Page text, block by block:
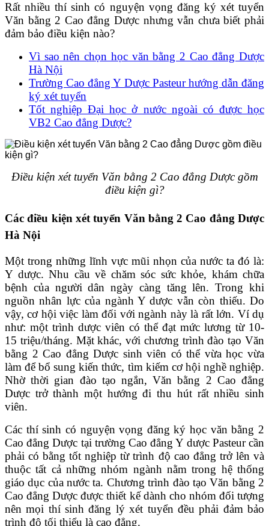
Rất nhiều thí sinh có nguyện vọng đăng ký xét tuyển
Văn bằng 2 Cao đẳng Dược nhưng vẫn chưa biết phải
đảm bảo điều kiện nào?
Vì sao nên chọn học văn bằng 2 Cao đẳng Dược
Hà Nội
Trường Cao đẳng Y Dược Pasteur hướng dẫn đăng
ký xét tuyển
Tốt nghiệp Đại học ở nước ngoài có được học
VB2 Cao đẳng Dược?
Điều kiện xét tuyển Văn bằng 2 Cao đẳng Dược gồm
điều kiện gì?
Các điều kiện xét tuyển Văn bằng 2 Cao đẳng Dược
Hà Nội
Một trong những lĩnh vực mũi nhọn của nước ta đó là:
Y dược. Nhu cầu về chăm sóc sức khỏe, khám chữa
bệnh của người dân ngày càng tăng lên. Trong khi
nguồn nhân lực của ngành Y dược vẫn còn thiếu. Do
vậy, cơ hội việc làm đối với ngành này là rất lớn. Ví dụ
như: một trình dược viên có thể đạt mức lương từ 10-
15 triệu/tháng. Mặt khác, với chương trình đào tạo Văn
bằng 2 Cao đẳng Dược sinh viên có thể vừa học vừa
làm để bổ sung kiến thức, tìm kiếm cơ hội nghề nghiệp.
Nhờ thời gian đào tạo ngắn, Văn bằng 2 Cao đẳng
Dược trở thành một hướng đi thu hút rất nhiều sinh
viên.
Các thí sinh có nguyện vọng đăng ký học văn bằng 2
Cao đẳng Dược tại trường Cao đẳng Y dược Pasteur cần
phải có bằng tốt nghiệp từ trình độ cao đẳng trở lên và
thuộc tất cả những nhóm ngành nằm trong hệ thống
giáo dục của nước ta. Chương trình đào tạo Văn bằng 2
Cao đẳng Dược được thiết kế dành cho nhóm đối tượng
nên mọi thí sinh đăng lý xét tuyển đều phải đảm bảo
trình độ tối thiểu là cao đẳng.